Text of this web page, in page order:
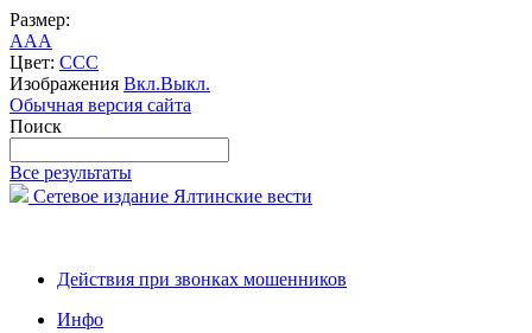
Размер:
AAA
Цвет: CCC
Изображения Вкл.Выкл.
Обычная версия сайта
Поиск
Все результаты
Сетевое издание Ялтинские вести
Действия при звонках мошенников
Инфо